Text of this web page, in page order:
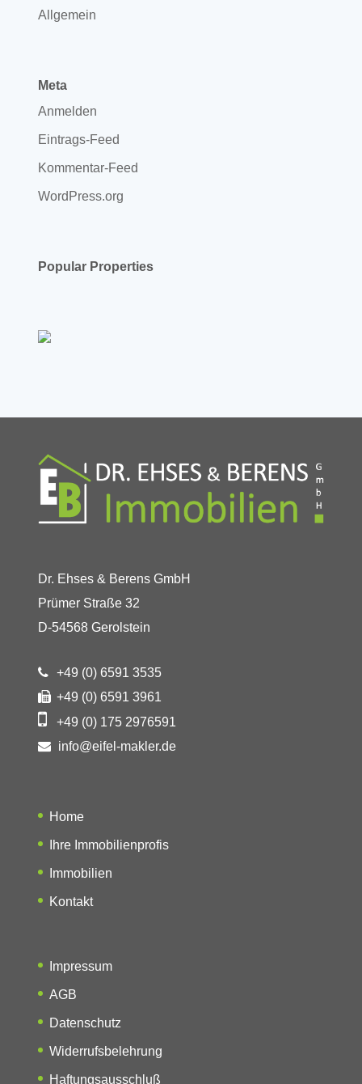
Allgemein
Meta
Anmelden
Eintrags-Feed
Kommentar-Feed
WordPress.org
Popular Properties
Dr. Ehses & Berens GmbH
Prümer Straße 32
D-54568 Gerolstein
+49 (0) 6591 3535
+49 (0) 6591 3961
+49 (0) 175 2976591
info@eifel-makler.de
Home
Ihre Immobilienprofis
Immobilien
Kontakt
Impressum
AGB
Datenschutz
Widerrufsbelehrung
Haftungsausschluß